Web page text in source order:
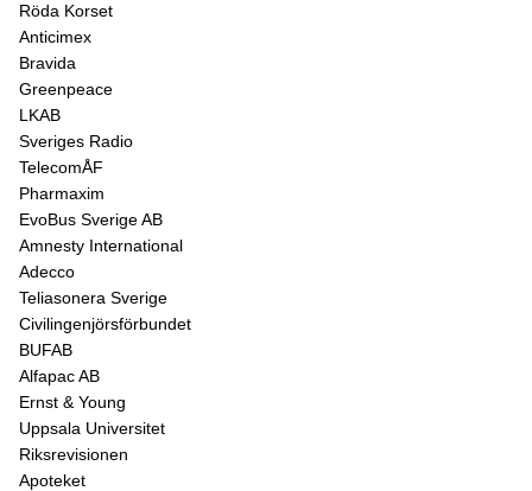
Röda Korset
Anticimex
Bravida
Greenpeace
LKAB
Sveriges Radio
TelecomÅF
Pharmaxim
EvoBus Sverige AB
Amnesty International
Adecco
Teliasonera Sverige
Civilingenjörsförbundet
BUFAB
Alfapac AB
Ernst & Young
Uppsala Universitet
Riksrevisionen
Apoteket